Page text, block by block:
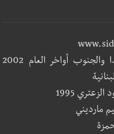
أول صحيفة اليكترونية صدرت في صيدا والجنوب أواخر العام 2002
1995
مارديني